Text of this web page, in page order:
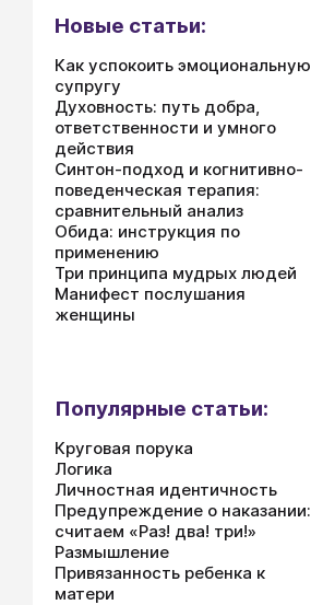
Новые статьи:
Как успокоить эмоциональную
супругу
Духовность: путь добра,
ответственности и умного
действия
Синтон-подход и когнитивно-
поведенческая терапия:
сравнительный анализ
Обида: инструкция по
применению
Три принципа мудрых людей
Манифест послушания
женщины
Популярные статьи:
Круговая порука
Логика
Личностная идентичность
Предупреждение о наказании:
считаем «Раз! два! три!»
Размышление
Привязанность ребенка к
матери